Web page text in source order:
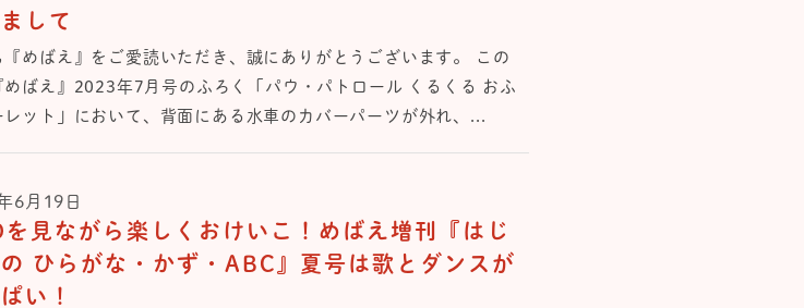
して
『めばえ』をご愛読いただき、誠にありがとうございます。 この
めばえ』2023年7月号のふろく「パウ・パトロール くるくる おふ
レット」において、背面にある水車のカバーパーツが外れ、...
6月19日
見ながら楽しくおけいこ！めばえ増刊『はじ
ひらがな・かず・ABC』夏号は歌とダンスが
い！